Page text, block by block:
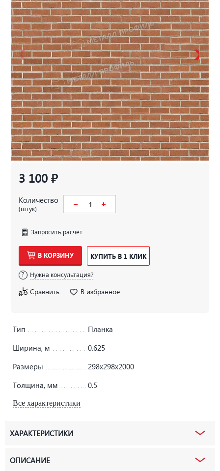
3 100 ₽
Количество
(штук)
Запросить расчёт
В КОРЗИНУ КУПИТЬ В 1 КЛИК
Нужна консультация?
Сравнить В избранное
Тип
Планка
Ширина, м
0.625
Размеры
298х298х2000
Толщина, мм
0.5
Все характеристики
ХАРАКТЕРИСТИКИ
ОПИСАНИЕ